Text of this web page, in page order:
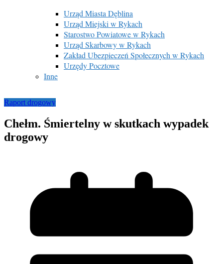
Urząd Miasta Dęblina
Urząd Miejski w Rykach
Starostwo Powiatowe w Rykach
Urząd Skarbowy w Rykach
Zakład Ubezpieczeń Społecznych w Rykach
Urzędy Pocztowe
Inne
Raport drogowy
Chełm. Śmiertelny w skutkach wypadek
drogowy